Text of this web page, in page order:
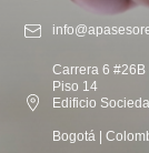
Carrera 6 #26B
Piso 14
Edificio
Bogotá |